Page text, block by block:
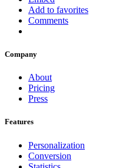
Add to favorites
Comments
Company
About
Pricing
Press
Features
Personalization
Conversion